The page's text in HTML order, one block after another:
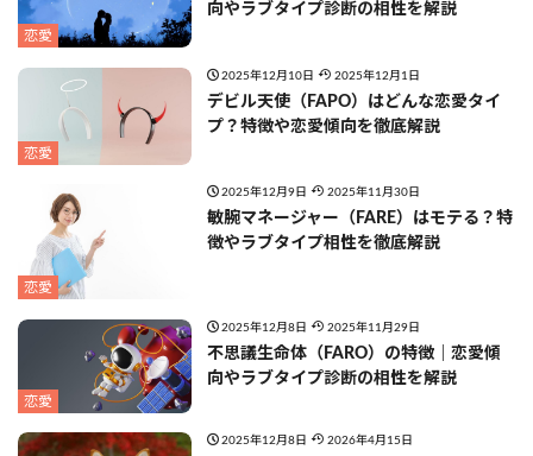
恋愛
向やラブタイプ診断の相性を解説
恋愛
2025年12月10日 2025年12月1日
デビル天使（FAPO）はどんな恋愛タイ
プ？特徴や恋愛傾向を徹底解説
恋愛
2025年12月9日 2025年11月30日
敏腕マネージャー（FARE）はモテる？特
徴やラブタイプ相性を徹底解説
恋愛
2025年12月8日 2025年11月29日
不思議生命体（FARO）の特徴｜恋愛傾
向やラブタイプ診断の相性を解説
2025年12月8日 2026年4月15日